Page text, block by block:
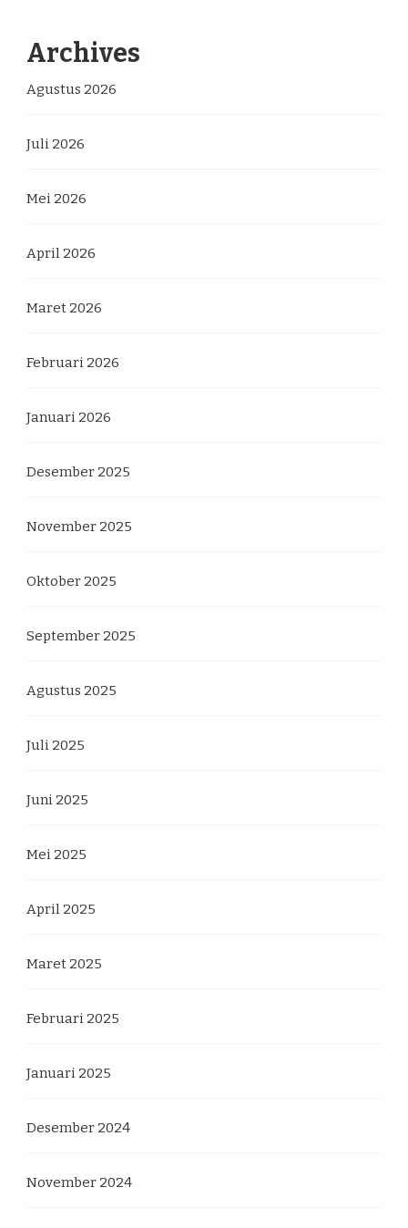
Archives
Agustus 2026
Juli 2026
Mei 2026
April 2026
Maret 2026
Februari 2026
Januari 2026
Desember 2025
November 2025
Oktober 2025
September 2025
Agustus 2025
Juli 2025
Juni 2025
Mei 2025
April 2025
Maret 2025
Februari 2025
Januari 2025
Desember 2024
November 2024